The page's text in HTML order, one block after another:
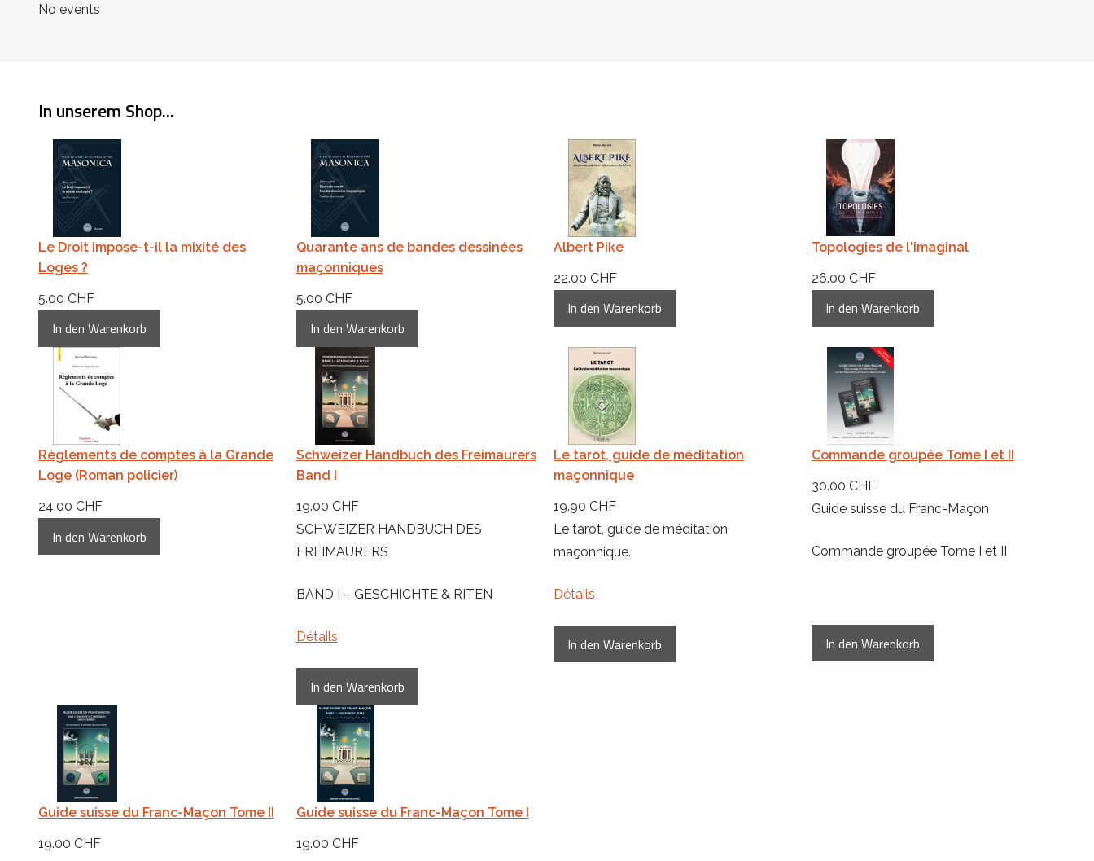
No events
In unserem Shop...
Le Droit impose-t-il la mixité des
Loges ?
5.00 CHF
Quarante ans de bandes dessinées
maçonniques
5.00 CHF
Albert Pike
22.00 CHF
Topologies de l'imaginal
26.00 CHF
Règlements de comptes à la Grande
Loge (Roman policier)
24.00 CHF
Schweizer Handbuch des Freimaurers
Band I
19.00 CHF
SCHWEIZER HANDBUCH DES
FREIMAURERS
BAND I – GESCHICHTE & RITEN
Détails
Le tarot, guide de méditation
maçonnique
19.90 CHF
Le tarot, guide de méditation
maçonnique.
Détails
Commande groupée Tome I et II
30.00 CHF
Guide suisse du Franc-Maçon
Commande groupée Tome I et II
Guide suisse du Franc-Maçon Tome II
19.00 CHF
Guide suisse du Franc-Maçon Tome I
19.00 CHF